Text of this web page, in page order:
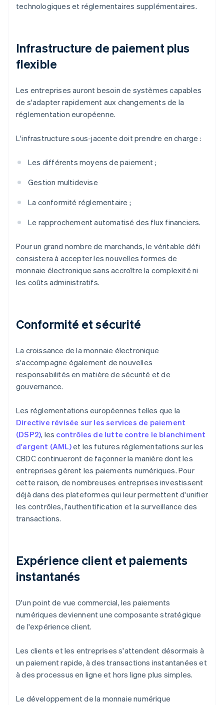
technologiques et réglementaires supplémentaires.
Infrastructure de paiement plus
flexible
Les entreprises auront besoin de systèmes capables
de s'adapter rapidement aux changements de la
réglementation européenne.
L'infrastructure sous-jacente doit prendre en charge :
Les différents moyens de paiement ;
Gestion multidevise
La conformité réglementaire ;
Le rapprochement automatisé des flux financiers.
Pour un grand nombre de marchands, le véritable défi
consistera à accepter les nouvelles formes de
monnaie électronique sans accroître la complexité ni
les coûts administratifs.
Conformité et sécurité
La croissance de la monnaie électronique
s'accompagne également de nouvelles
responsabilités en matière de sécurité et de
gouvernance.
Les réglementations européennes telles que la
Directive révisée sur les services de paiement
(DSP2), les contrôles de lutte contre le blanchiment
d'argent (AML)et les futures réglementations sur les
CBDC continueront de façonner la manière dont les
entreprises gèrent les paiements numériques. Pour
cette raison, de nombreuses entreprises investissent
déjà dans des plateformes qui leur permettent d'unifier
les contrôles, l'authentification et la surveillance des
transactions.
Expérience client et paiements
instantanés
D'un point de vue commercial, les paiements
numériques deviennent une composante stratégique
de l'expérience client.
Les clients et les entreprises s'attendent désormais à
un paiement rapide, à des transactions instantanées et
à des processus en ligne et hors ligne plus simples.
Le développement de la monnaie numérique